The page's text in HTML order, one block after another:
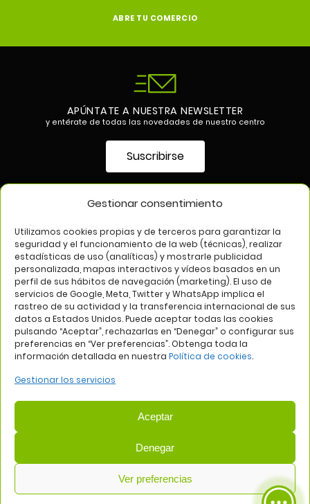
Gestionar consentimiento
Utilizamos cookies propias y de terceros para garantizar la
seguridad y el funcionamiento de la web (técnicas), realizar
estadísticas de uso (analíticas) y mostrarle publicidad
personalizada, mapas interactivos y vídeos basados en un
perfil de sus hábitos de navegación (marketing). El uso de
servicios de Google, Meta, Twitter y WhatsApp implica el
rastreo de su actividad y la transferencia internacional de sus
datos a Estados Unidos. Puede aceptar todas las cookies
pulsando “Aceptar”, rechazarlas en “Denegar” o configurar sus
preferencias en “Ver preferencias”. Obtenga toda la
información detallada en nuestra Política de cookies.
Gestionar los servicios
Aceptar
Denegar
Ver preferencias
ABRE TU COMERCIO
APÚNTATE A NUESTRA NEWSLETTER
y entérate de todas las novedades de nuestro centro
Suscribirse
Aviso legal Política de privacidad
Política de cookies
Web: Bannister Global
PLAZA DE ALUCHE— NIF: H81419202
Avda. de los Poblados, 58, 28044 Madrid | Tel: 915090934 | Email: